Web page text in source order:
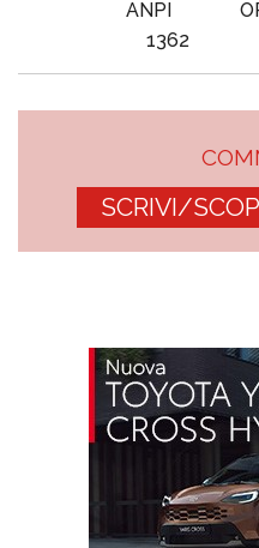
ANPI
1362
SCRIVI/